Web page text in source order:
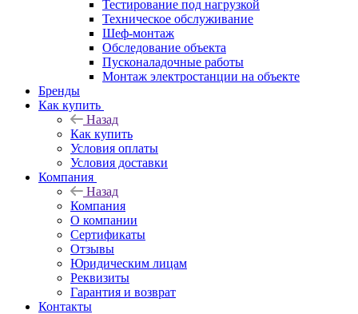
Тестирование под нагрузкой
Техническое обслуживание
Шеф-монтаж
Обследование объекта
Пусконаладочные работы
Монтаж электростанции на объекте
Бренды
Как купить
Назад
Как купить
Условия оплаты
Условия доставки
Компания
Назад
Компания
О компании
Сертификаты
Отзывы
Юридическим лицам
Реквизиты
Гарантия и возврат
Контакты